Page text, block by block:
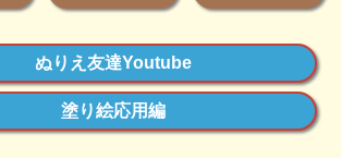
ぬりえ友達Youtube
塗り絵応用編